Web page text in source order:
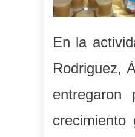
En la
Rodriguez,